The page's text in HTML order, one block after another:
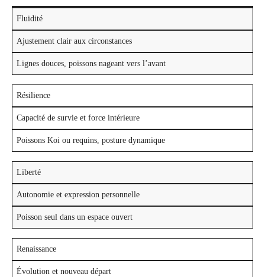
Fluidité
Ajustement clair aux circonstances
Lignes douces, poissons nageant vers l’avant
Résilience
Capacité de survie et force intérieure
Poissons Koi ou requins, posture dynamique
Liberté
Autonomie et expression personnelle
Poisson seul dans un espace ouvert
Renaissance
Évolution et nouveau départ